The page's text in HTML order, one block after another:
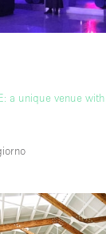
a unique venue